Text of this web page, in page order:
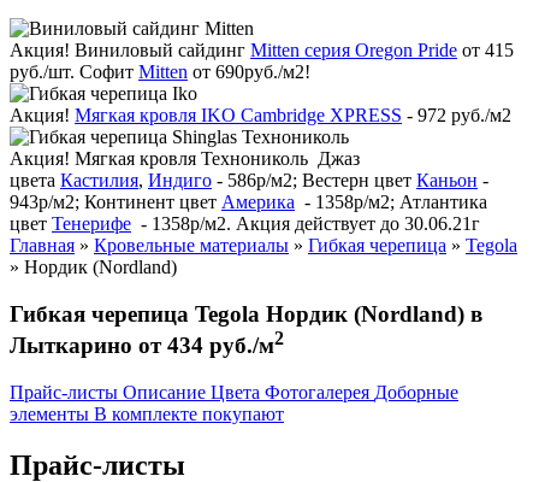
Акция! Виниловый сайдинг Mitten серия Oregon Pride от 415
руб./шт. Софит Mitten от 690руб./м2!
Акция! Мягкая кровля IKO Cambridge XPRESS - 972 руб./м2
Акция! Мягкая кровля Технониколь Джаз
цвета Кастилия, Индиго - 586р/м2; Вестерн цвет Каньон -
943р/м2; Континент цвет Америка - 1358р/м2; Атлантика
цвет Тенерифе - 1358р/м2. Акция действует до 30.06.21г
Главная » Кровельные материалы » Гибкая черепица » Tegola
» Нордик (Nordland)
Гибкая черепица Tegola Нордик (Nordland) в
Лыткарино от 434 руб./м2
Прайс-листы Описание Цвета Фотогалерея Доборные
элементы В комплекте покупают
Прайс-листы